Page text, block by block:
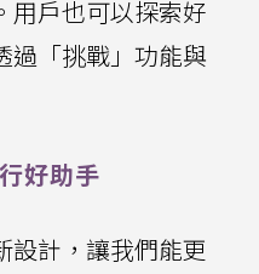
用戶也可以探索好
過「挑戰」功能與
好助手
設計，讓我們能更